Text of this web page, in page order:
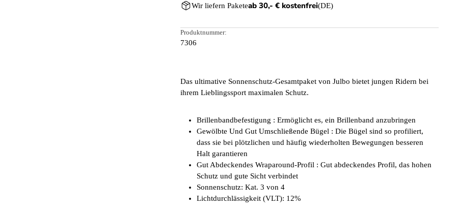
Wir liefern Paketeab 30,- € kostenfrei(DE)
Produktnummer:
7306
Das ultimative Sonnenschutz-Gesamtpaket von Julbo bietet jungen Ridern bei
ihrem Lieblingssport maximalen Schutz.
Brillenbandbefestigung : Ermöglicht es, ein Brillenband anzubringen
Gewölbte Und Gut Umschließende Bügel : Die Bügel sind so profiliert,
dass sie bei plötzlichen und häufig wiederholten Bewegungen besseren
Halt garantieren
Gut Abdeckendes Wraparound-Profil : Gut abdeckendes Profil, das hohen
Schutz und gute Sicht verbindet
Sonnenschutz: Kat. 3 von 4
Lichtdurchlässigkeit (VLT): 12%